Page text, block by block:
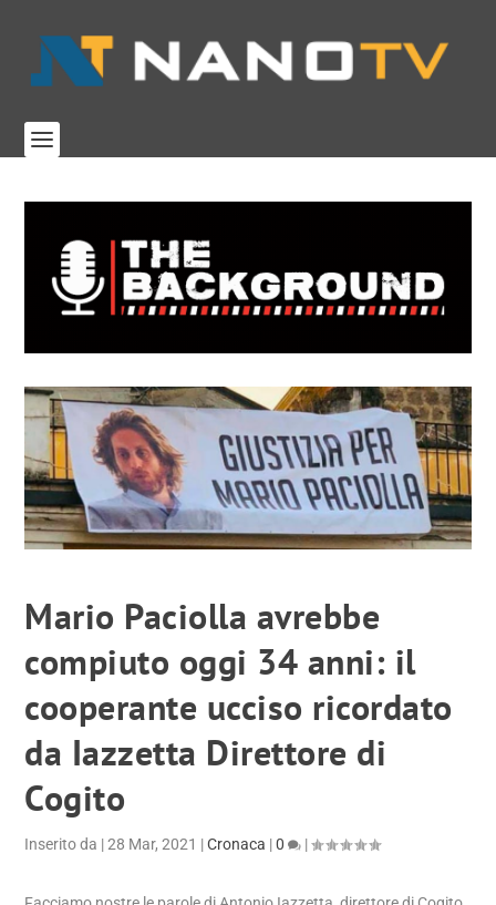
Mario Paciolla avrebbe
compiuto oggi 34 anni: il
cooperante ucciso ricordato
da Iazzetta Direttore di
Cogito
Inserito da |28 Mar, 2021 |Cronaca |0 |